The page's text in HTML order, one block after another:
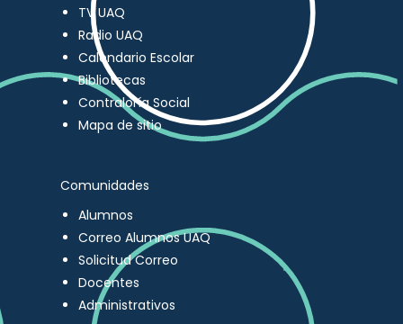
TV UAQ
Radio UAQ
Calendario Escolar
Bibliotecas
Contraloría Social
Mapa de sitio
Comunidades
Alumnos
Correo Alumnos UAQ
Solicitud Correo
Docentes
Administrativos